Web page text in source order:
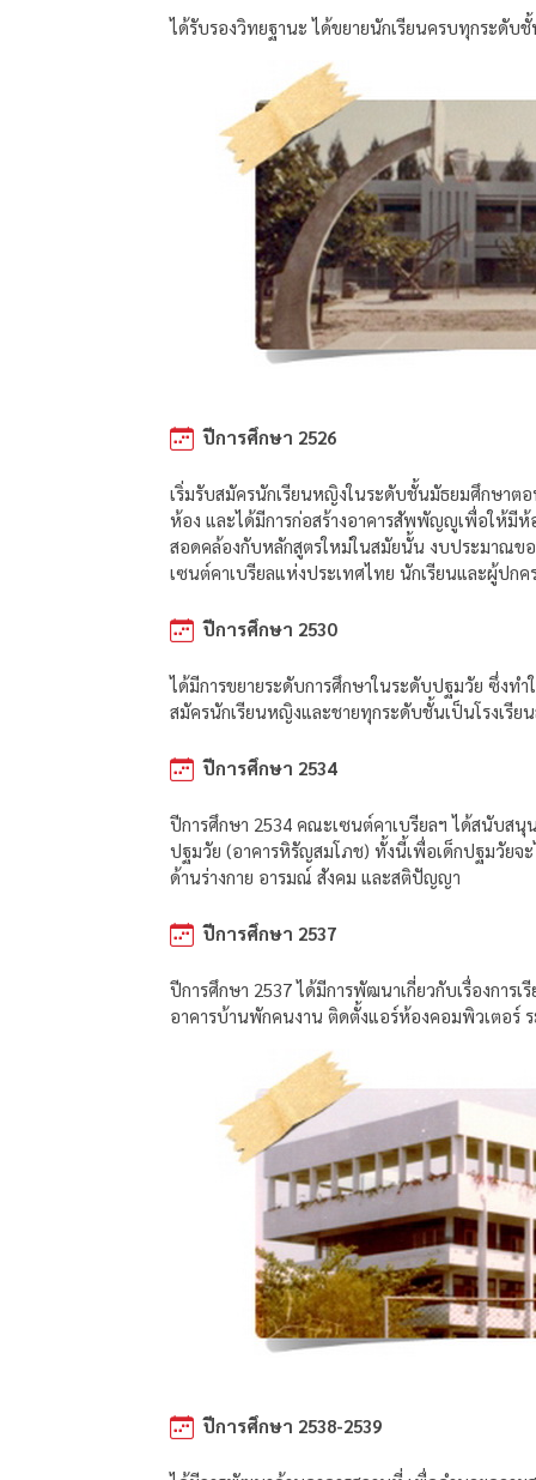
ได้รับรองวิทยฐานะ ได้ขยายนักเรียนครบทุกระดั
ปีการศึกษา 2526
เริ่มรับสมัครนักเรียนหญิงในระดับชั้นมัธยมศึกษาต
ห้อง และได้มีการก่อสร้างอาคารสัพพัญญูเพื่อให้มีห้
สอดคล้องกับหลักสูตรใหม่ในสมัยนั้น งบประมาณ
เซนต์คาเบรียลแห่งประเทศไทย นักเรียนและผู้ปก
ปีการศึกษา 2530
ได้มีการขยายระดับการศึกษาในระดับปฐมวัย ซึ่งทำ
สมัครนักเรียนหญิงและชายทุกระดับชั้นเป็นโรงเ
ปีการศึกษา 2534
ปีการศึกษา 2534 คณะเซนต์คาเบรียลฯ ได้สนับสนุ
ปฐมวัย (อาคารหิรัญสมโภช) ทั้งนี้เพื่อเด็กปฐมวัยจ
ด้านร่างกาย อารมณ์ สังคม และสติปัญญา
ปีการศึกษา 2537
ปีการศึกษา 2537 ได้มีการพัฒนาเกี่ยวกับเรื่องกา
อาคารบ้านพักคนงาน ติดตั้งแอร์ห้องคอมพิวเตอร์
ปีการศึกษา 2538-2539